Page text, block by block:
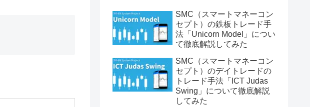
SMC（スマートマネーコン
セプト）の鉄板トレード手
法「Unicorn Model」につい
て徹底解説してみた
SMC（スマートマネーコン
セプト）のデイトレードの
トレード手法「ICT Judas
Swing」について徹底解説
してみた